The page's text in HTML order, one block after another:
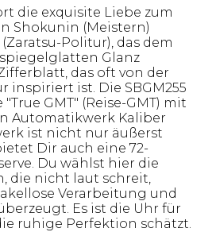
die exquisite Liebe zum
Shokunin (Meistern)
Politur), das dem
Glanz
das oft von der
inspiriert ist. Die SBGM255
GMT" (Reise-GMT) mit
Automatikwerk Kaliber
ist nicht nur äußerst
Dir auch eine 72-
Du wählst hier die
die nicht laut schreit,
Verarbeitung und
Es ist die Uhr für
ruhige Perfektion schätzt.